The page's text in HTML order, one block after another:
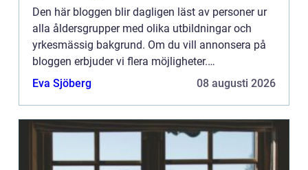
Den här bloggen blir dagligen läst av personer ur
alla åldersgrupper med olika utbildningar och
yrkesmässig bakgrund. Om du vill annonsera på
bloggen erbjuder vi flera möjligheter.
Bannerannonser är endast ett av alternativen.
Eva Sjöberg 08 augusti 2026